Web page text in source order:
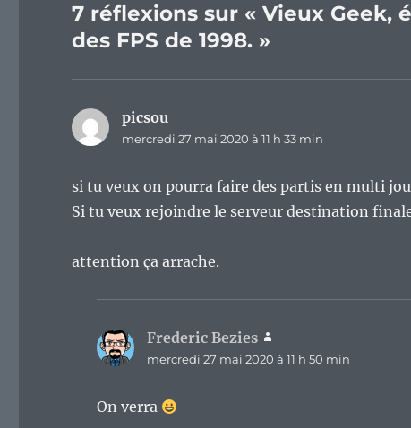
7 réflexions sur « Vieux Geek,
des FPS de 1998. »
picsou
mercredi 27 mai 2020 à 11 h 33 min
si tu veux on pourra faire des partis en multi
Si tu veux rejoindre le serveur destination
attention ça arrache.
Frederic Bezies
mercredi 27 mai 2020 à 11 h 50 min
On verra